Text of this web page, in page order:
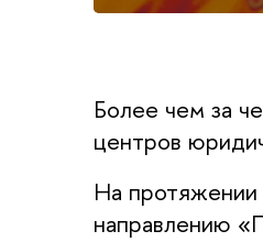
Более чем за
центров
На
направлению